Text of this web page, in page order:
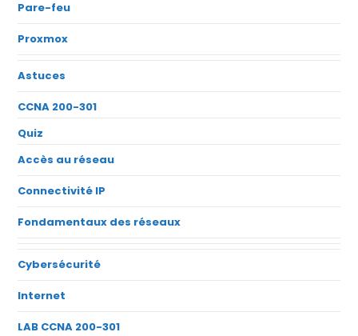
Pare-feu
Proxmox
Astuces
CCNA 200-301
Quiz
Accès au réseau
Connectivité IP
Fondamentaux des réseaux
Cybersécurité
Internet
LAB CCNA 200-301